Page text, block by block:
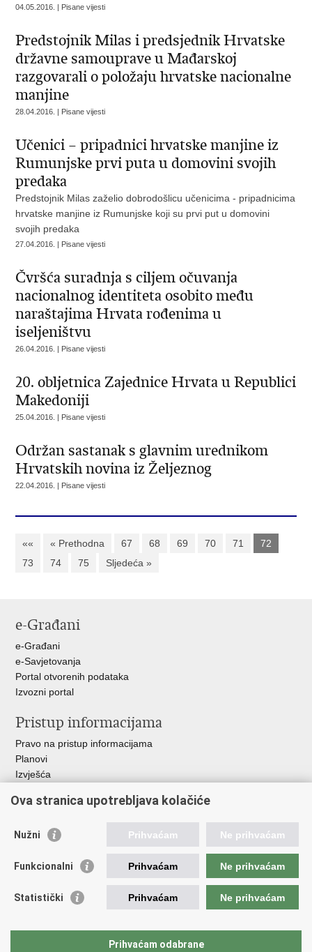
04.05.2016. | Pisane vijesti
Predstojnik Milas i predsjednik Hrvatske
državne samouprave u Mađarskoj
razgovarali o položaju hrvatske nacionalne
manjine
28.04.2016. | Pisane vijesti
Učenici – pripadnici hrvatske manjine iz
Rumunjske prvi puta u domovini svojih
predaka
Predstojnik Milas zaželio dobrodošlicu učenicima - pripadnicima
hrvatske manjine iz Rumunjske koji su prvi put u domovini
svojih predaka
27.04.2016. | Pisane vijesti
Čvršća suradnja s ciljem očuvanja
nacionalnog identiteta osobito među
naraštajima Hrvata rođenima u
iseljeništvu
26.04.2016. | Pisane vijesti
20. obljetnica Zajednice Hrvata u Republici
Makedoniji
25.04.2016. | Pisane vijesti
Održan sastanak s glavnim urednikom
Hrvatskih novina iz Željeznog
22.04.2016. | Pisane vijesti
«« « Prethodna 67 68 69 70 71
72
73
74 75 Sljedeća »
e-Građani
e-Građani
e-Savjetovanja
Portal otvorenih podataka
Izvozni portal
Pristup informacijama
Pravo na pristup informacijama
Planovi
Izvješća
Vlada RH
Ured predsjednika
Ministarstvo demografije i useljeništva
HRT - Glas Hrvatske
Ova stranica upotrebljava kolačiće
Nužni Prihvaćam Ne prihvaćam
Funkcionalni Prihvaćam Ne prihvaćam
Statistički Prihvaćam Ne prihvaćam
Prihvaćam odabrane